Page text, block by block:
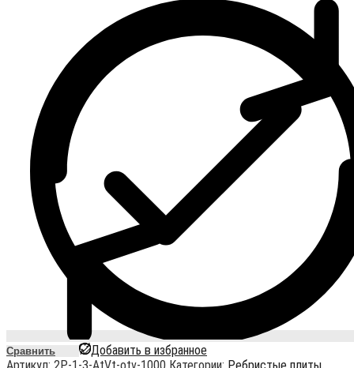
Сравнить
Добавить в избранное